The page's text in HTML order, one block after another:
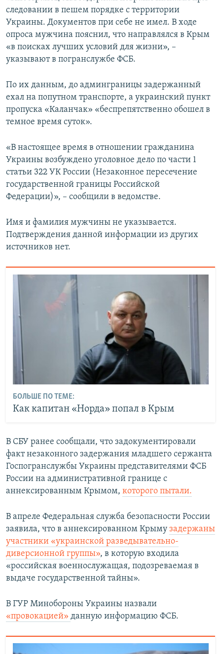
следовании в пешем порядке с территории
Украины. Документов при себе не имел. В ходе
опроса мужчина пояснил, что направлялся в Крым
«в поисках лучших условий для жизни», –
указывают в погранслужбе ФСБ.
По их данным, до админграницы задержанный
ехал на попутном транспорте, а украинский пункт
пропуска «Каланчак» «беспрепятственно обошел в
темное время суток».
«В настоящее время в отношении гражданина
Украины возбуждено уголовное дело по части 1
статьи 322 УК России (Незаконное пересечение
государственной границы Российской
Федерации)», – сообщили в ведомстве.
Имя и фамилия мужчины не указывается.
Подтверждения данной информации из других
источников нет.
БОЛЬШЕ ПО ТЕМЕ:
Как капитан «Норда» попал в Крым
В СБУ ранее сообщали, что задокументировали
факт незаконного задержания младшего сержанта
Госпогранслужбы Украины представителями ФСБ
России на административной границе с
аннексированным Крымом, которого пытали.
В апреле Федеральная служба безопасности России
заявила, что в аннексированном Крыму задержаны
участники «украинской разведывательно-
диверсионной группы», в которую входила
«российская военнослужащая, подозреваемая в
выдаче государственной тайны».
В ГУР Минобороны Украины назвали
«провокацией» данную информацию ФСБ.